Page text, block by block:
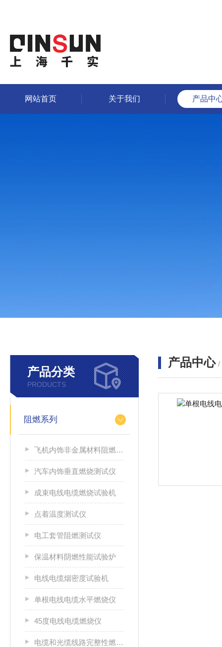
网站首页 关于我们 产品中
产品分类
PRODUCTS
阻燃系列
飞机内饰非金属材料阻燃性能测试仪
汽车内饰垂直燃烧测试仪
成束电线电缆燃烧试验机
点着温度测试仪
电工套管阻燃测试仪
保温材料阴燃性能试验炉
电线电缆烟密度试验机
单根电线电缆水平燃烧仪
45度电线电缆燃烧仪
电缆和光缆线路完整性燃烧试验机
产品中心 /